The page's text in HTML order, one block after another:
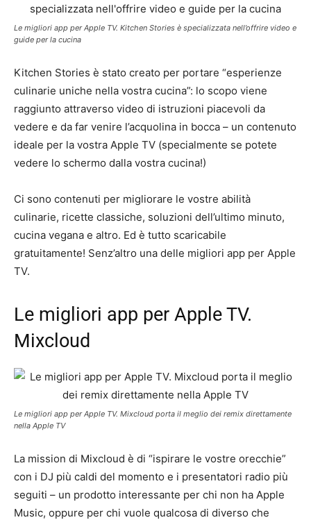
Le migliori app per Apple TV. Kitchen Stories è specializzata nell’offrire video e
guide per la cucina
Kitchen Stories è stato creato per portare “esperienze
culinarie uniche nella vostra cucina”: lo scopo viene
raggiunto attraverso video di istruzioni piacevoli da
vedere e da far venire l’acquolina in bocca – un contenuto
ideale per la vostra Apple TV (specialmente se potete
vedere lo schermo dalla vostra cucina!)
Ci sono contenuti per migliorare le vostre abilità
culinarie, ricette classiche, soluzioni dell’ultimo minuto,
cucina vegana e altro. Ed è tutto scaricabile
gratuitamente! Senz’altro una delle migliori app per Apple
TV.
Le migliori app per Apple TV.
Mixcloud
Le migliori app per Apple TV. Mixcloud porta il meglio dei remix direttamente
nella Apple TV
La mission di Mixcloud è di “ispirare le vostre orecchie”
con i DJ più caldi del momento e i presentatori radio più
seguiti – un prodotto interessante per chi non ha Apple
Music, oppure per chi vuole qualcosa di diverso che